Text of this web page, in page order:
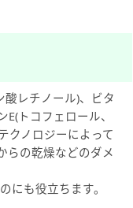
レチノール)、ビタ
トコフェロール、
クノロジーによって
らの乾燥などのダメ
にも役立ちます。